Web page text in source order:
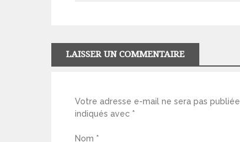
LAISSER UN COMMENTAIRE
Votre adresse e-mail ne sera pas publiée.
indiqués avec *
Nom *